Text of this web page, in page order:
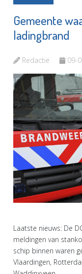
Gemeente
ladingbrand
Redactie 09-
Laatste nieuws: De
meldingen van
schip binnen waren
Vlaardingen,